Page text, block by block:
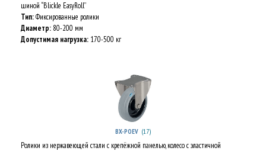
шиной “Blickle EasyRoll”
Тип:Фиксированные ролики
Диаметр: 80-200 мм
Допустимая нагрузка: 170-500 кг
BX-POEV (17)
Ролики из нержавеющей стали с крепёжной панелью, колесо с эластичной